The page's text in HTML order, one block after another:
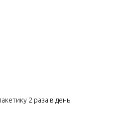
2 раза в день